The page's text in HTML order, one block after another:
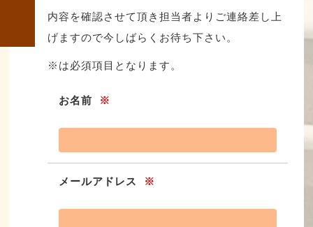
内容を確認させて頂き担当者よりご連絡差し上
げますので今しばらくお待ち下さい。
※は必須項目となります。
お名前 ※
メールアドレス ※